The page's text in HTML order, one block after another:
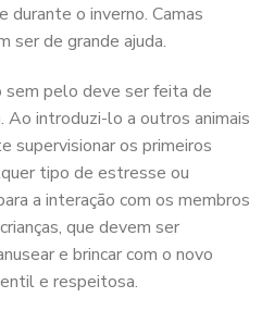
durante o inverno. Camas
ser de grande ajuda.
sem pelo deve ser feita de
Ao introduzi-lo a outros animais
supervisionar os primeiros
tipo de estresse ou
a interação com os membros
que devem ser
e brincar com o novo
e respeitosa.